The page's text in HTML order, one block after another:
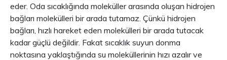
eder. Oda sıcaklığında moleküller arasında oluşan hidrojen
bağları molekülleri bir arada tutamaz. Çünkü hidrojen
bağları, hızlı hareket eden molekülleri bir arada tutacak
kadar güçlü değildir. Fakat sıcaklık suyun donma
noktasına yaklaştığında su moleküllerinin hızı azalır ve